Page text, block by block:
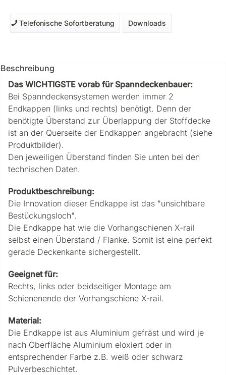
Telefonische Sofortberatung Downloads
Beschreibung
Das WICHTIGSTE vorab für Spanndeckenbauer:
Bei Spanndeckensystemen werden immer 2
Endkappen (links und rechts) benötigt. Denn der
benötigte Überstand zur Überlappung der Stoffdecke
ist an der Querseite der Endkappen angebracht (siehe
Produktbilder).
Den jeweiligen Überstand finden Sie unten bei den
technischen Daten.
Produktbeschreibung:
Die Innovation dieser Endkappe ist das "unsichtbare
Bestückungsloch".
Die Endkappe hat wie die Vorhangschienen X-rail
selbst einen Überstand / Flanke. Somit ist eine perfekt
gerade Deckenkante sichergestellt.
Geeignet für:
Rechts, links oder beidseitiger Montage am
Schienenende der Vorhangschiene X-rail.
Material:
Die Endkappe ist aus Aluminium gefräst und wird je
nach Oberfläche Aluminium eloxiert oder in
entsprechender Farbe z.B. weiß oder schwarz
Pulverbeschichtet.